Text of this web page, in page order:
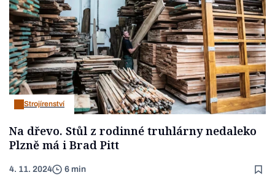
Strojírenství
Na dřevo. Stůl z rodinné truhlárny nedaleko
Plzně má i Brad Pitt
4. 11. 2024 6 min